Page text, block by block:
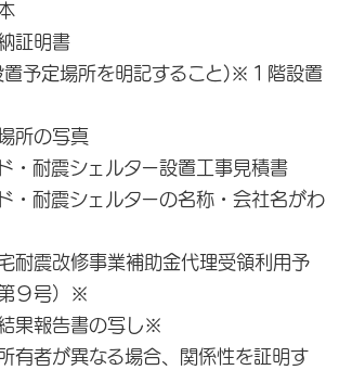
証明書
置予定場所を明記すること)※１階設置
所の写真
・耐震シェルター設置工事見積書
・耐震シェルターの名称・会社名がわ
耐震改修事業補助金代理受領利用予
第９号）※
果報告書の写し※
有者が異なる場合、関係性を証明す